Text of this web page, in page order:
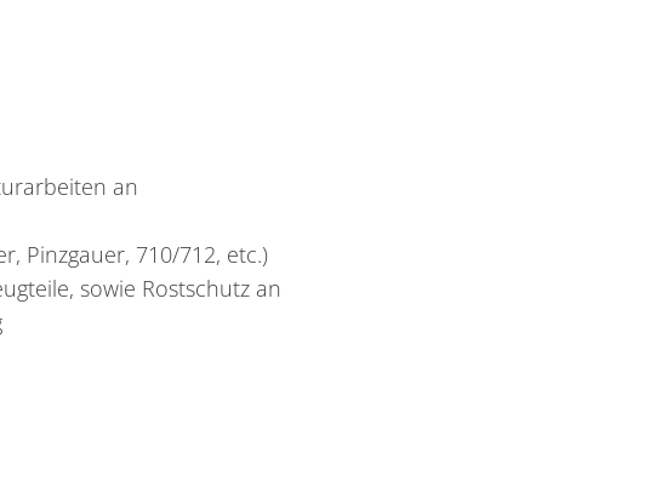
an
Pinzgauer, 710/712, etc.)
sowie Rostschutz an